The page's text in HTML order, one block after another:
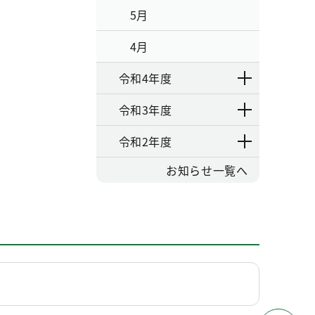
5月
4月
令和4年度
令和3年度
令和2年度
お知らせ一覧へ